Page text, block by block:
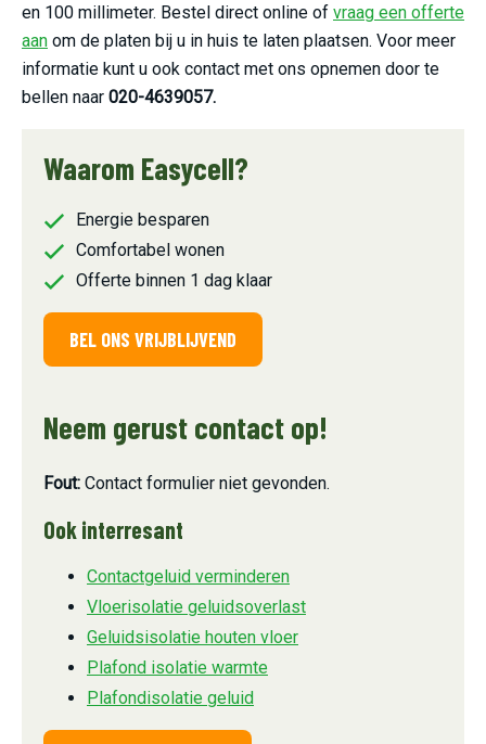
en 100 millimeter. Bestel direct online of vraag een offerte
aan om de platen bij u in huis te laten plaatsen. Voor meer
informatie kunt u ook contact met ons opnemen door te
bellen naar 020-4639057.
Waarom Easycell?
Energie besparen
Comfortabel wonen
Offerte binnen 1 dag klaar
BEL ONS VRIJBLIJVEND
Neem gerust contact op!
Fout: Contact formulier niet gevonden.
Ook interresant
Contactgeluid verminderen
Vloerisolatie geluidsoverlast
Geluidsisolatie houten vloer
Plafond isolatie warmte
Plafondisolatie geluid